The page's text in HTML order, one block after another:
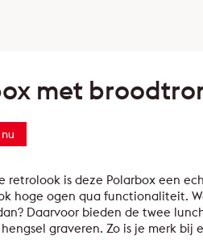
met
retrolook is deze Polarbox een
hoge ogen qua functionaliteit.
Daarvoor bieden de twee
graveren. Zo is je merk bij